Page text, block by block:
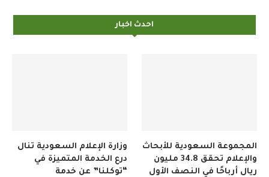
احدث اخبار
وزارة الإعلام السعودية تنال
درع الخدمة المتميزة في
“توكلنا” عن خدمة
المجموعة السعودية للأبحاث
والإعلام تحقق 34.8 مليون
ريال أرباحًا في النصف الأول